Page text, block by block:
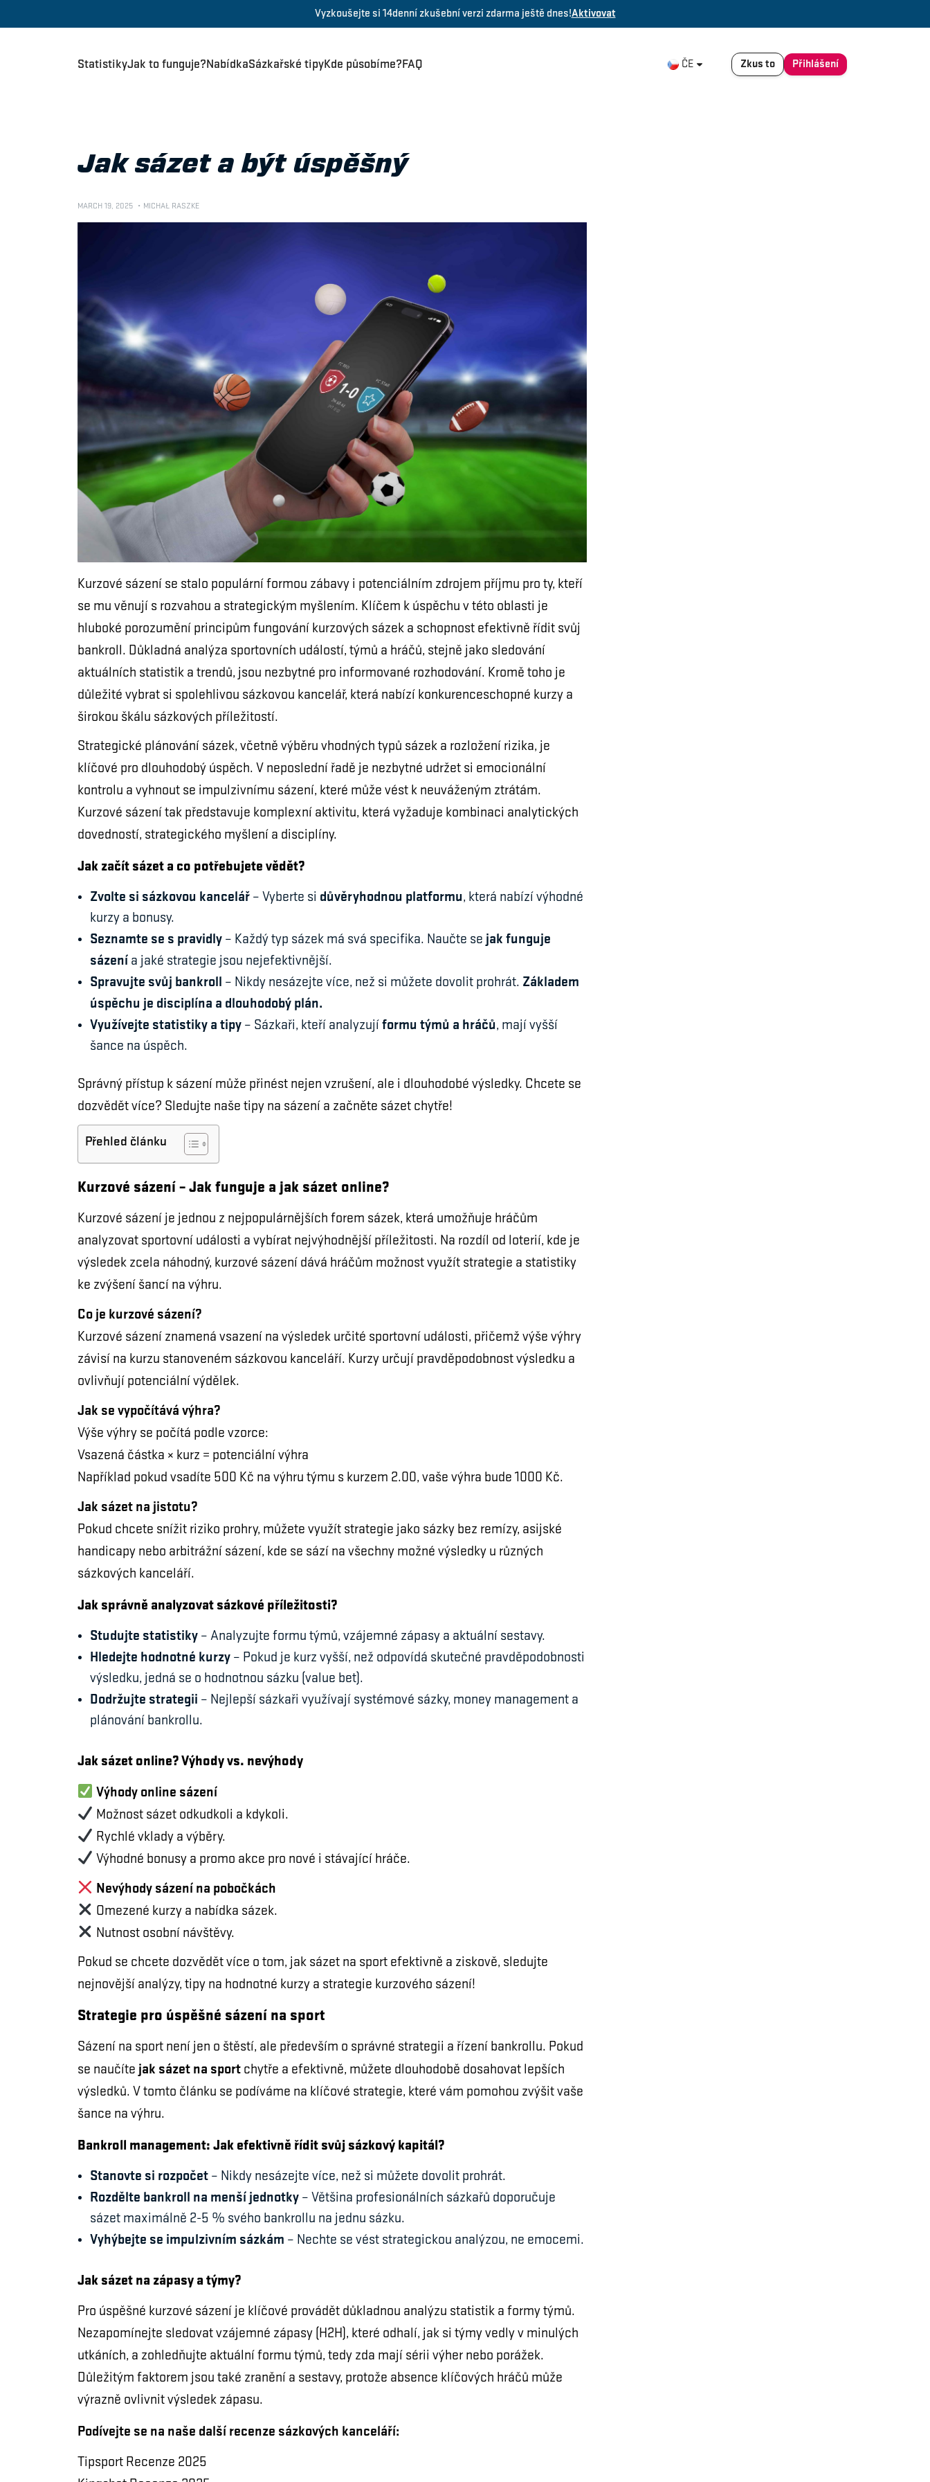
Vyzkoušejte si 14denní zkušební verzi zdarma ještě dnes!Aktivovat
StatistikyJak to funguje?NabídkaSázkařské tipyKde působíme?FAQ ČE Zkus to Přihlášení
Jak sázet a být úspěšný
MARCH 19, 2025 MICHAŁ RASZKE
Kurzové sázení se stalo populární formou zábavy i potenciálním zdrojem příjmu pro ty, kteří
se mu věnují s rozvahou a strategickým myšlením. Klíčem k úspěchu v této oblasti je
hluboké porozumění principům fungování kurzových sázek a schopnost efektivně řídit svůj
bankroll. Důkladná analýza sportovních událostí, týmů a hráčů, stejně jako sledování
aktuálních statistik a trendů, jsou nezbytné pro informované rozhodování. Kromě toho je
důležité vybrat si spolehlivou sázkovou kancelář, která nabízí konkurenceschopné kurzy a
širokou škálu sázkových příležitostí.
Strategické plánování sázek, včetně výběru vhodných typů sázek a rozložení rizika, je
klíčové pro dlouhodobý úspěch. V neposlední řadě je nezbytné udržet si emocionální
kontrolu a vyhnout se impulzivnímu sázení, které může vést k neuváženým ztrátám.
Kurzové sázení tak představuje komplexní aktivitu, která vyžaduje kombinaci analytických
dovedností, strategického myšlení a disciplíny.
Jak začít sázet a co potřebujete vědět?
Zvolte si sázkovou kancelář – Vyberte si důvěryhodnou platformu, která nabízí výhodné
kurzy a bonusy.
Seznamte se s pravidly – Každý typ sázek má svá specifika. Naučte se jak funguje
sázení a jaké strategie jsou nejefektivnější.
Spravujte svůj bankroll – Nikdy nesázejte více, než si můžete dovolit prohrát. Základem
úspěchu je disciplína a dlouhodobý plán.
Využívejte statistiky a tipy – Sázkaři, kteří analyzují formu týmů a hráčů, mají vyšší
šance na úspěch.
Správný přístup k sázení může přinést nejen vzrušení, ale i dlouhodobé výsledky. Chcete se
dozvědět více? Sledujte naše tipy na sázení a začněte sázet chytře!
Přehled článku
Kurzové sázení – Jak funguje a jak sázet online?
Kurzové sázení je jednou z nejpopulárnějších forem sázek, která umožňuje hráčům
analyzovat sportovní události a vybírat nejvýhodnější příležitosti. Na rozdíl od loterií, kde je
výsledek zcela náhodný, kurzové sázení dává hráčům možnost využít strategie a statistiky
ke zvýšení šancí na výhru.
Co je kurzové sázení?
Kurzové sázení znamená vsazení na výsledek určité sportovní události, přičemž výše výhry
závisí na kurzu stanoveném sázkovou kanceláří. Kurzy určují pravděpodobnost výsledku a
ovlivňují potenciální výdělek.
Jak se vypočítává výhra?
Výše výhry se počítá podle vzorce:
Vsazená částka × kurz = potenciální výhra
Například pokud vsadíte 500 Kč na výhru týmu s kurzem 2.00, vaše výhra bude 1000 Kč.
Jak sázet na jistotu?
Pokud chcete snížit riziko prohry, můžete využít strategie jako sázky bez remízy, asijské
handicapy nebo arbitrážní sázení, kde se sází na všechny možné výsledky u různých
sázkových kanceláří.
Jak správně analyzovat sázkové příležitosti?
Studujte statistiky – Analyzujte formu týmů, vzájemné zápasy a aktuální sestavy.
Hledejte hodnotné kurzy – Pokud je kurz vyšší, než odpovídá skutečné pravděpodobnosti
výsledku, jedná se o hodnotnou sázku (value bet).
Dodržujte strategii – Nejlepší sázkaři využívají systémové sázky, money management a
plánování bankrollu.
Jak sázet online? Výhody vs. nevýhody
Výhody online sázení
Možnost sázet odkudkoli a kdykoli.
Rychlé vklady a výběry.
Výhodné bonusy a promo akce pro nové i stávající hráče.
Nevýhody sázení na pobočkách
Omezené kurzy a nabídka sázek.
Nutnost osobní návštěvy.
Pokud se chcete dozvědět více o tom, jak sázet na sport efektivně a ziskově, sledujte
nejnovější analýzy, tipy na hodnotné kurzy a strategie kurzového sázení!
Strategie pro úspěšné sázení na sport
Sázení na sport není jen o štěstí, ale především o správné strategii a řízení bankrollu. Pokud
se naučíte jak sázet na sport chytře a efektivně, můžete dlouhodobě dosahovat lepších
výsledků. V tomto článku se podíváme na klíčové strategie, které vám pomohou zvýšit vaše
šance na výhru.
Bankroll management: Jak efektivně řídit svůj sázkový kapitál?
Stanovte si rozpočet – Nikdy nesázejte více, než si můžete dovolit prohrát.
Rozdělte bankroll na menší jednotky – Většina profesionálních sázkařů doporučuje
sázet maximálně 2-5 % svého bankrollu na jednu sázku.
Vyhýbejte se impulzivním sázkám – Nechte se vést strategickou analýzou, ne emocemi.
Jak sázet na zápasy a týmy?
Pro úspěšné kurzové sázení je klíčové provádět důkladnou analýzu statistik a formy týmů.
Nezapomínejte sledovat vzájemné zápasy (H2H), které odhalí, jak si týmy vedly v minulých
utkáních, a zohledňujte aktuální formu týmů, tedy zda mají sérii výher nebo porážek.
Důležitým faktorem jsou také zranění a sestavy, protože absence klíčových hráčů může
výrazně ovlivnit výsledek zápasu.
Podívejte se na naše další recenze sázkových kanceláří:
Tipsport Recenze 2025